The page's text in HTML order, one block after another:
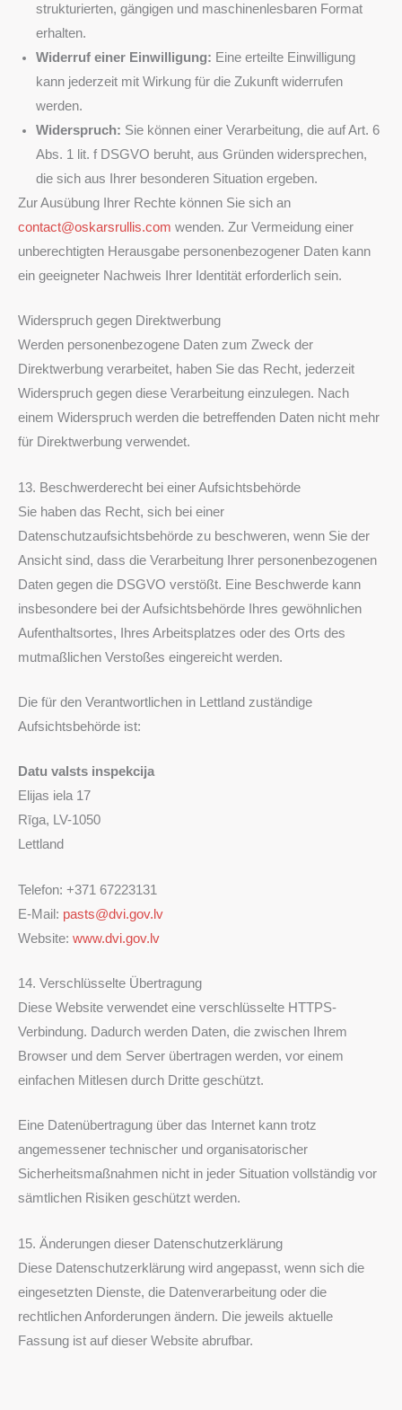
strukturierten, gängigen und maschinenlesbaren Format
erhalten.
Widerruf einer Einwilligung: Eine erteilte Einwilligung
kann jederzeit mit Wirkung für die Zukunft widerrufen
werden.
Widerspruch: Sie können einer Verarbeitung, die auf Art. 6
Abs. 1 lit. f DSGVO beruht, aus Gründen widersprechen,
die sich aus Ihrer besonderen Situation ergeben.
Zur Ausübung Ihrer Rechte können Sie sich an
contact@oskarsrullis.com wenden. Zur Vermeidung einer
unberechtigten Herausgabe personenbezogener Daten kann
ein geeigneter Nachweis Ihrer Identität erforderlich sein.
Widerspruch gegen Direktwerbung
Werden personenbezogene Daten zum Zweck der
Direktwerbung verarbeitet, haben Sie das Recht, jederzeit
Widerspruch gegen diese Verarbeitung einzulegen. Nach
einem Widerspruch werden die betreffenden Daten nicht mehr
für Direktwerbung verwendet.
13. Beschwerderecht bei einer Aufsichtsbehörde
Sie haben das Recht, sich bei einer
Datenschutzaufsichtsbehörde zu beschweren, wenn Sie der
Ansicht sind, dass die Verarbeitung Ihrer personenbezogenen
Daten gegen die DSGVO verstößt. Eine Beschwerde kann
insbesondere bei der Aufsichtsbehörde Ihres gewöhnlichen
Aufenthaltsortes, Ihres Arbeitsplatzes oder des Orts des
mutmaßlichen Verstoßes eingereicht werden.
Die für den Verantwortlichen in Lettland zuständige
Aufsichtsbehörde ist:
Datu valsts inspekcija
Elijas iela 17
Rīga, LV-1050
Lettland
Telefon: +371 67223131
E-Mail: pasts@dvi.gov.lv
Website: www.dvi.gov.lv
14. Verschlüsselte Übertragung
Diese Website verwendet eine verschlüsselte HTTPS-
Verbindung. Dadurch werden Daten, die zwischen Ihrem
Browser und dem Server übertragen werden, vor einem
einfachen Mitlesen durch Dritte geschützt.
Eine Datenübertragung über das Internet kann trotz
angemessener technischer und organisatorischer
Sicherheitsmaßnahmen nicht in jeder Situation vollständig vor
sämtlichen Risiken geschützt werden.
15. Änderungen dieser Datenschutzerklärung
Diese Datenschutzerklärung wird angepasst, wenn sich die
eingesetzten Dienste, die Datenverarbeitung oder die
rechtlichen Anforderungen ändern. Die jeweils aktuelle
Fassung ist auf dieser Website abrufbar.